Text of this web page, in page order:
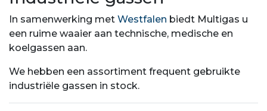
In samenwerking met Westfalen biedt Multigas u
een ruime waaier aan technische, medische en
koelgassen aan.
We hebben een assortiment frequent gebruikte
industriële gassen in stock.